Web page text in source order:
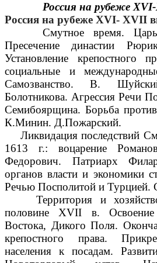
Россия на рубеже
Россия на рубеже XVI- XVII
Смутное время. Царь
Пресечение династии
Установление крепостного
социальные и
Самозванство. В.
Болотникова. Агрессия Речи
Семибоярщина. Борьба
К.Минин. Д.Пожарский.
Ликвидация последствий
1613 г.: воцарение
Федорович. Патриарх
органов власти и экономики
Речью Посполитой и Турцией.
Территория и
половине XVII в.
Востока, Дикого Поля.
крепостного права.
населения к посадам.